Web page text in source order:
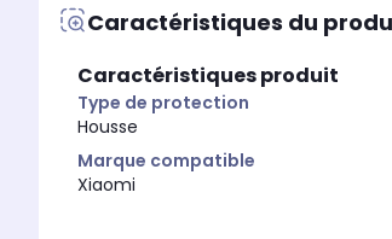
Caractéristiques du
Caractéristiques produit
Type de protection
Housse
Marque compatible
Xiaomi